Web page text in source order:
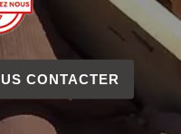
CONTACTER